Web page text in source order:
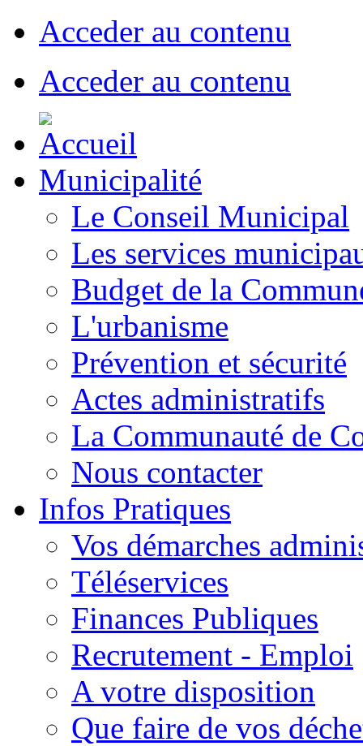
Acceder au contenu
Acceder au contenu
Municipalité
Le Conseil Municipal
Les services
Budget de la
L'urbanisme
Prévention et sécurité
Actes administratifs
La Communauté de
Nous contacter
Infos Pratiques
Vos démarches
Téléservices
Finances Publiques
Recrutement - Emploi
A votre disposition
Que faire de vos